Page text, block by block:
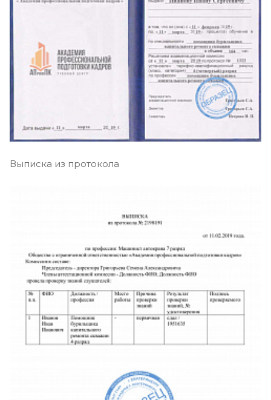
Выписка из протокола